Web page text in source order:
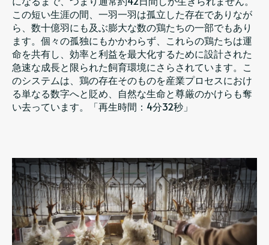
この短い生涯の間、一羽一羽は孤立した存在でありなが
ら、数十億羽にも及ぶ膨大な数の鶏たちの一部でもあり
ます。個々の孤独にもかかわらず、これらの鶏たちは運
命を共有し、効率と利益を最大化するために設計された
急速な成長と限られた飼育環境にさらされています。こ
のシステムは、鶏の存在そのものを産業プロセスにおけ
る単なる数字へと貶め、自然な生命と尊厳のかけらも奪
い去っています。「再生時間：4分32秒」